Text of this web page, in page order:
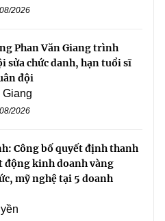
2026
Phan Văn Giang trình
sửa chức danh, hạn tuổi sĩ
đội
2026
Công bố quyết định thanh
động kinh doanh vàng
mỹ nghệ tại 5 doanh